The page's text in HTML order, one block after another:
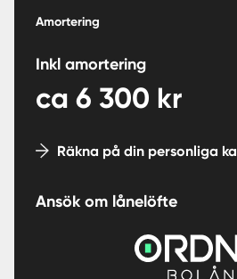
Amortering
Inkl amortering
ca 6 300 kr
Räkna på din personliga
Ansök om lånelöfte